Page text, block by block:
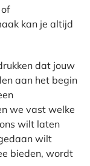
kan je altijd
dat jouw
aan het begin
we vast welke
wilt laten
wilt
bieden, wordt